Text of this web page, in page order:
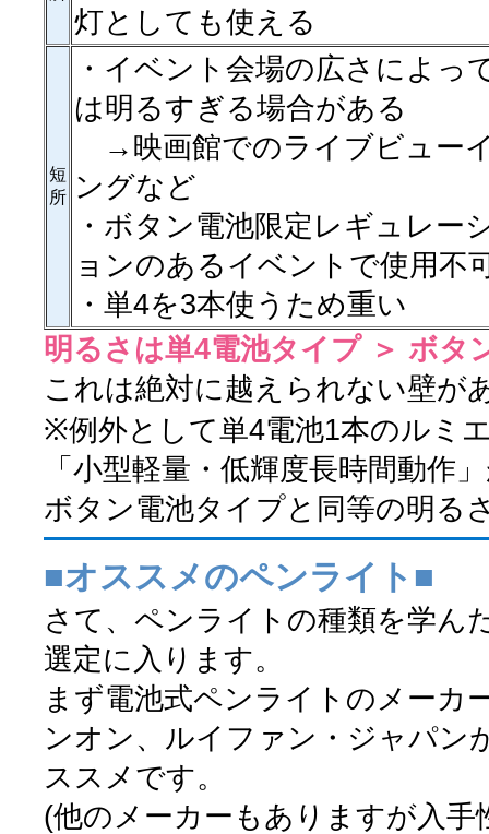
灯としても使える
短
所
・イベント会場の広さによっ
は明るすぎる場合がある
→映画館でのライブビュー
ングなど
・ボタン電池限定レギュレー
ョンのあるイベントで使用不
・単4を3本使うため重い
明るさは単4電池タイプ ＞ ボタ
これは絶対に越えられない壁が
※例外として単4電池1本のルミ
「小型軽量・低輝度長時間動作
ボタン電池タイプと同等の明る
■オススメのペンライト■
さて、ペンライトの種類を学ん
選定に入ります。
まず電池式ペンライトのメーカ
ンオン、ルイファン・ジャパン
ススメです。
(他のメーカーもありますが入手